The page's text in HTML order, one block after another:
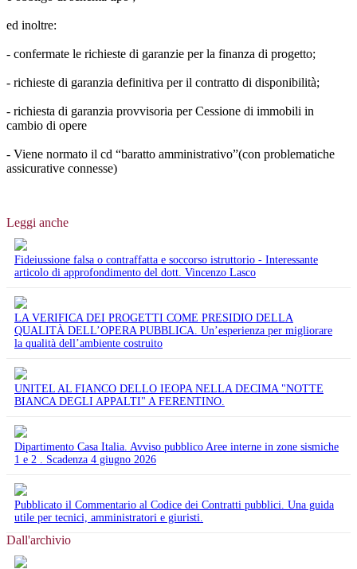
ed inoltre:
- confermate le richieste di garanzie per la finanza di progetto;
- richieste di garanzia definitiva per il contratto di disponibilità;
- richiesta di garanzia provvisoria per Cessione di immobili in
cambio di opere
- Viene normato il cd “baratto amministrativo”(con problematiche
assicurative connesse)
Leggi anche
Fideiussione falsa o contraffatta e soccorso istruttorio - Interessante
articolo di approfondimento del dott. Vincenzo Lasco
LA VERIFICA DEI PROGETTI COME PRESIDIO DELLA
QUALITÀ DELL’OPERA PUBBLICA. Un’esperienza per migliorare
la qualità dell’ambiente costruito
UNITEL AL FIANCO DELLO IEOPA NELLA DECIMA "NOTTE
BIANCA DEGLI APPALTI" A FERENTINO.
Dipartimento Casa Italia. Avviso pubblico Aree interne in zone sismiche
1 e 2 . Scadenza 4 giugno 2026
Pubblicato il Commentario al Codice dei Contratti pubblici. Una guida
utile per tecnici, amministratori e giuristi.
Dall'archivio